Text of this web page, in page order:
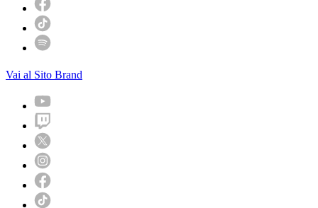
Vai al Sito Brand